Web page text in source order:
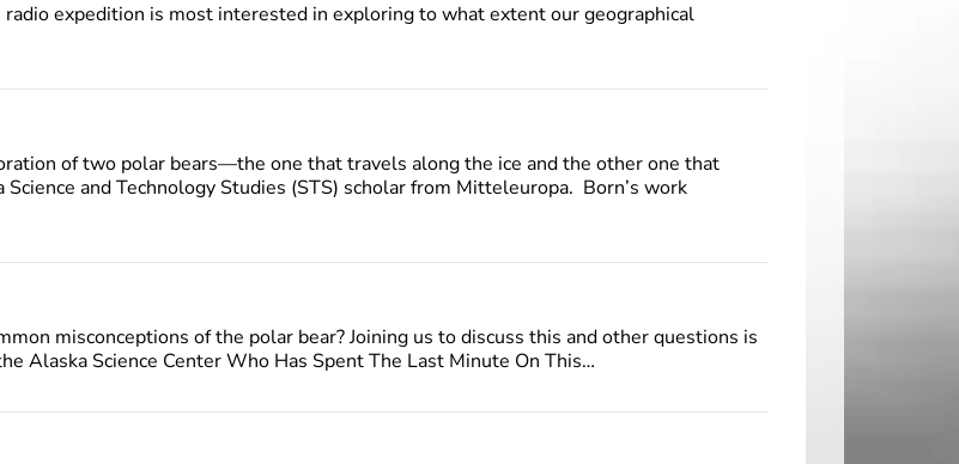
expedition is most interested in exploring to what extent our geographical
of two polar bears—the one that travels along the ice and the other one that
and Technology Studies (STS) scholar from Mitteleuropa. Born’s work
misconceptions of the polar bear? Joining us to discuss this and other questions is
Alaska Science Center Who Has Spent The Last Minute On This…